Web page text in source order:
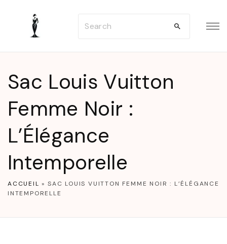
Sac Louis Vuitton
Femme Noir :
L’Élégance
Intemporelle
ACCUEIL »SAC LOUIS VUITTON FEMME NOIR : L’ÉLÉGANCE
INTEMPORELLE